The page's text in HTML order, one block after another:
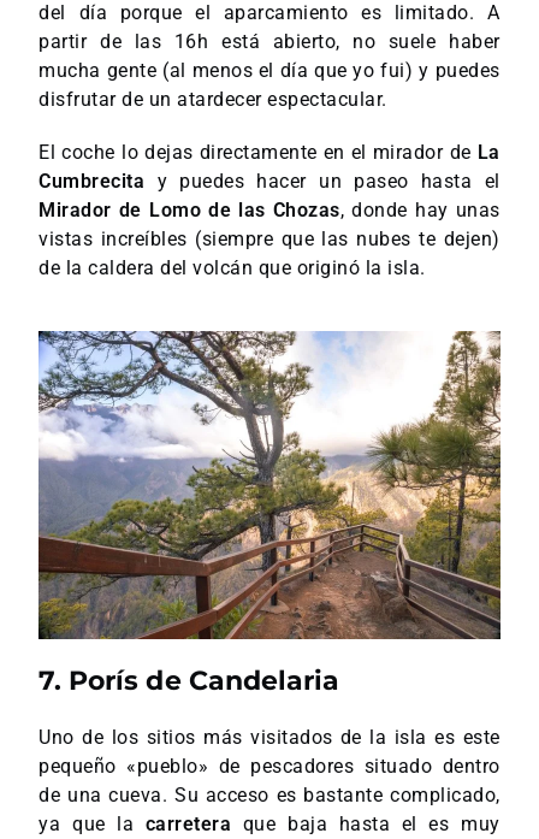
del día porque el aparcamiento es limitado. A
partir de las 16h está abierto, no suele haber
mucha gente (al menos el día que yo fui) y puedes
disfrutar de un atardecer espectacular.
El coche lo dejas directamente en el mirador de La
Cumbrecita y puedes hacer un paseo hasta el
Mirador de Lomo de las Chozas, donde hay unas
vistas increíbles (siempre que las nubes te dejen)
de la caldera del volcán que originó la isla.
7. Porís de Candelaria
Uno de los sitios más visitados de la isla es este
pequeño «pueblo» de pescadores situado dentro
de una cueva. Su acceso es bastante complicado,
ya que la carretera que baja hasta el es muy